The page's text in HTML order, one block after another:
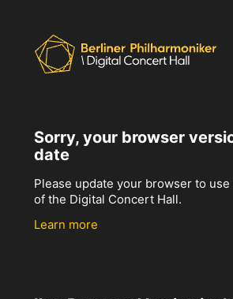
Sorry, your browser
date
Please update your browser to
of the Digital Concert Hall.
Learn more